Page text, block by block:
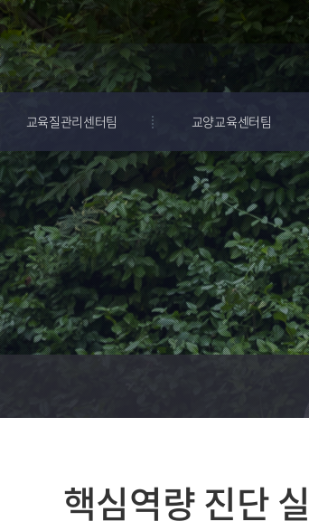
교육질관리센터팀
교육과정 인증제도
교육수요자만족도
실시 및 환류
핵심역량 진단 실시
및 분석
교양교육센터팀
교양교육센터
핵심역량 진단